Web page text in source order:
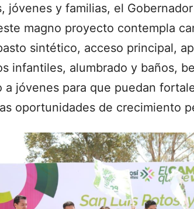
jóvenes y familias, el
magno proyecto contempla
sintético, acceso principal,
infantiles, alumbrado y baños,
a jóvenes para que puedan
oportunidades de crecimiento